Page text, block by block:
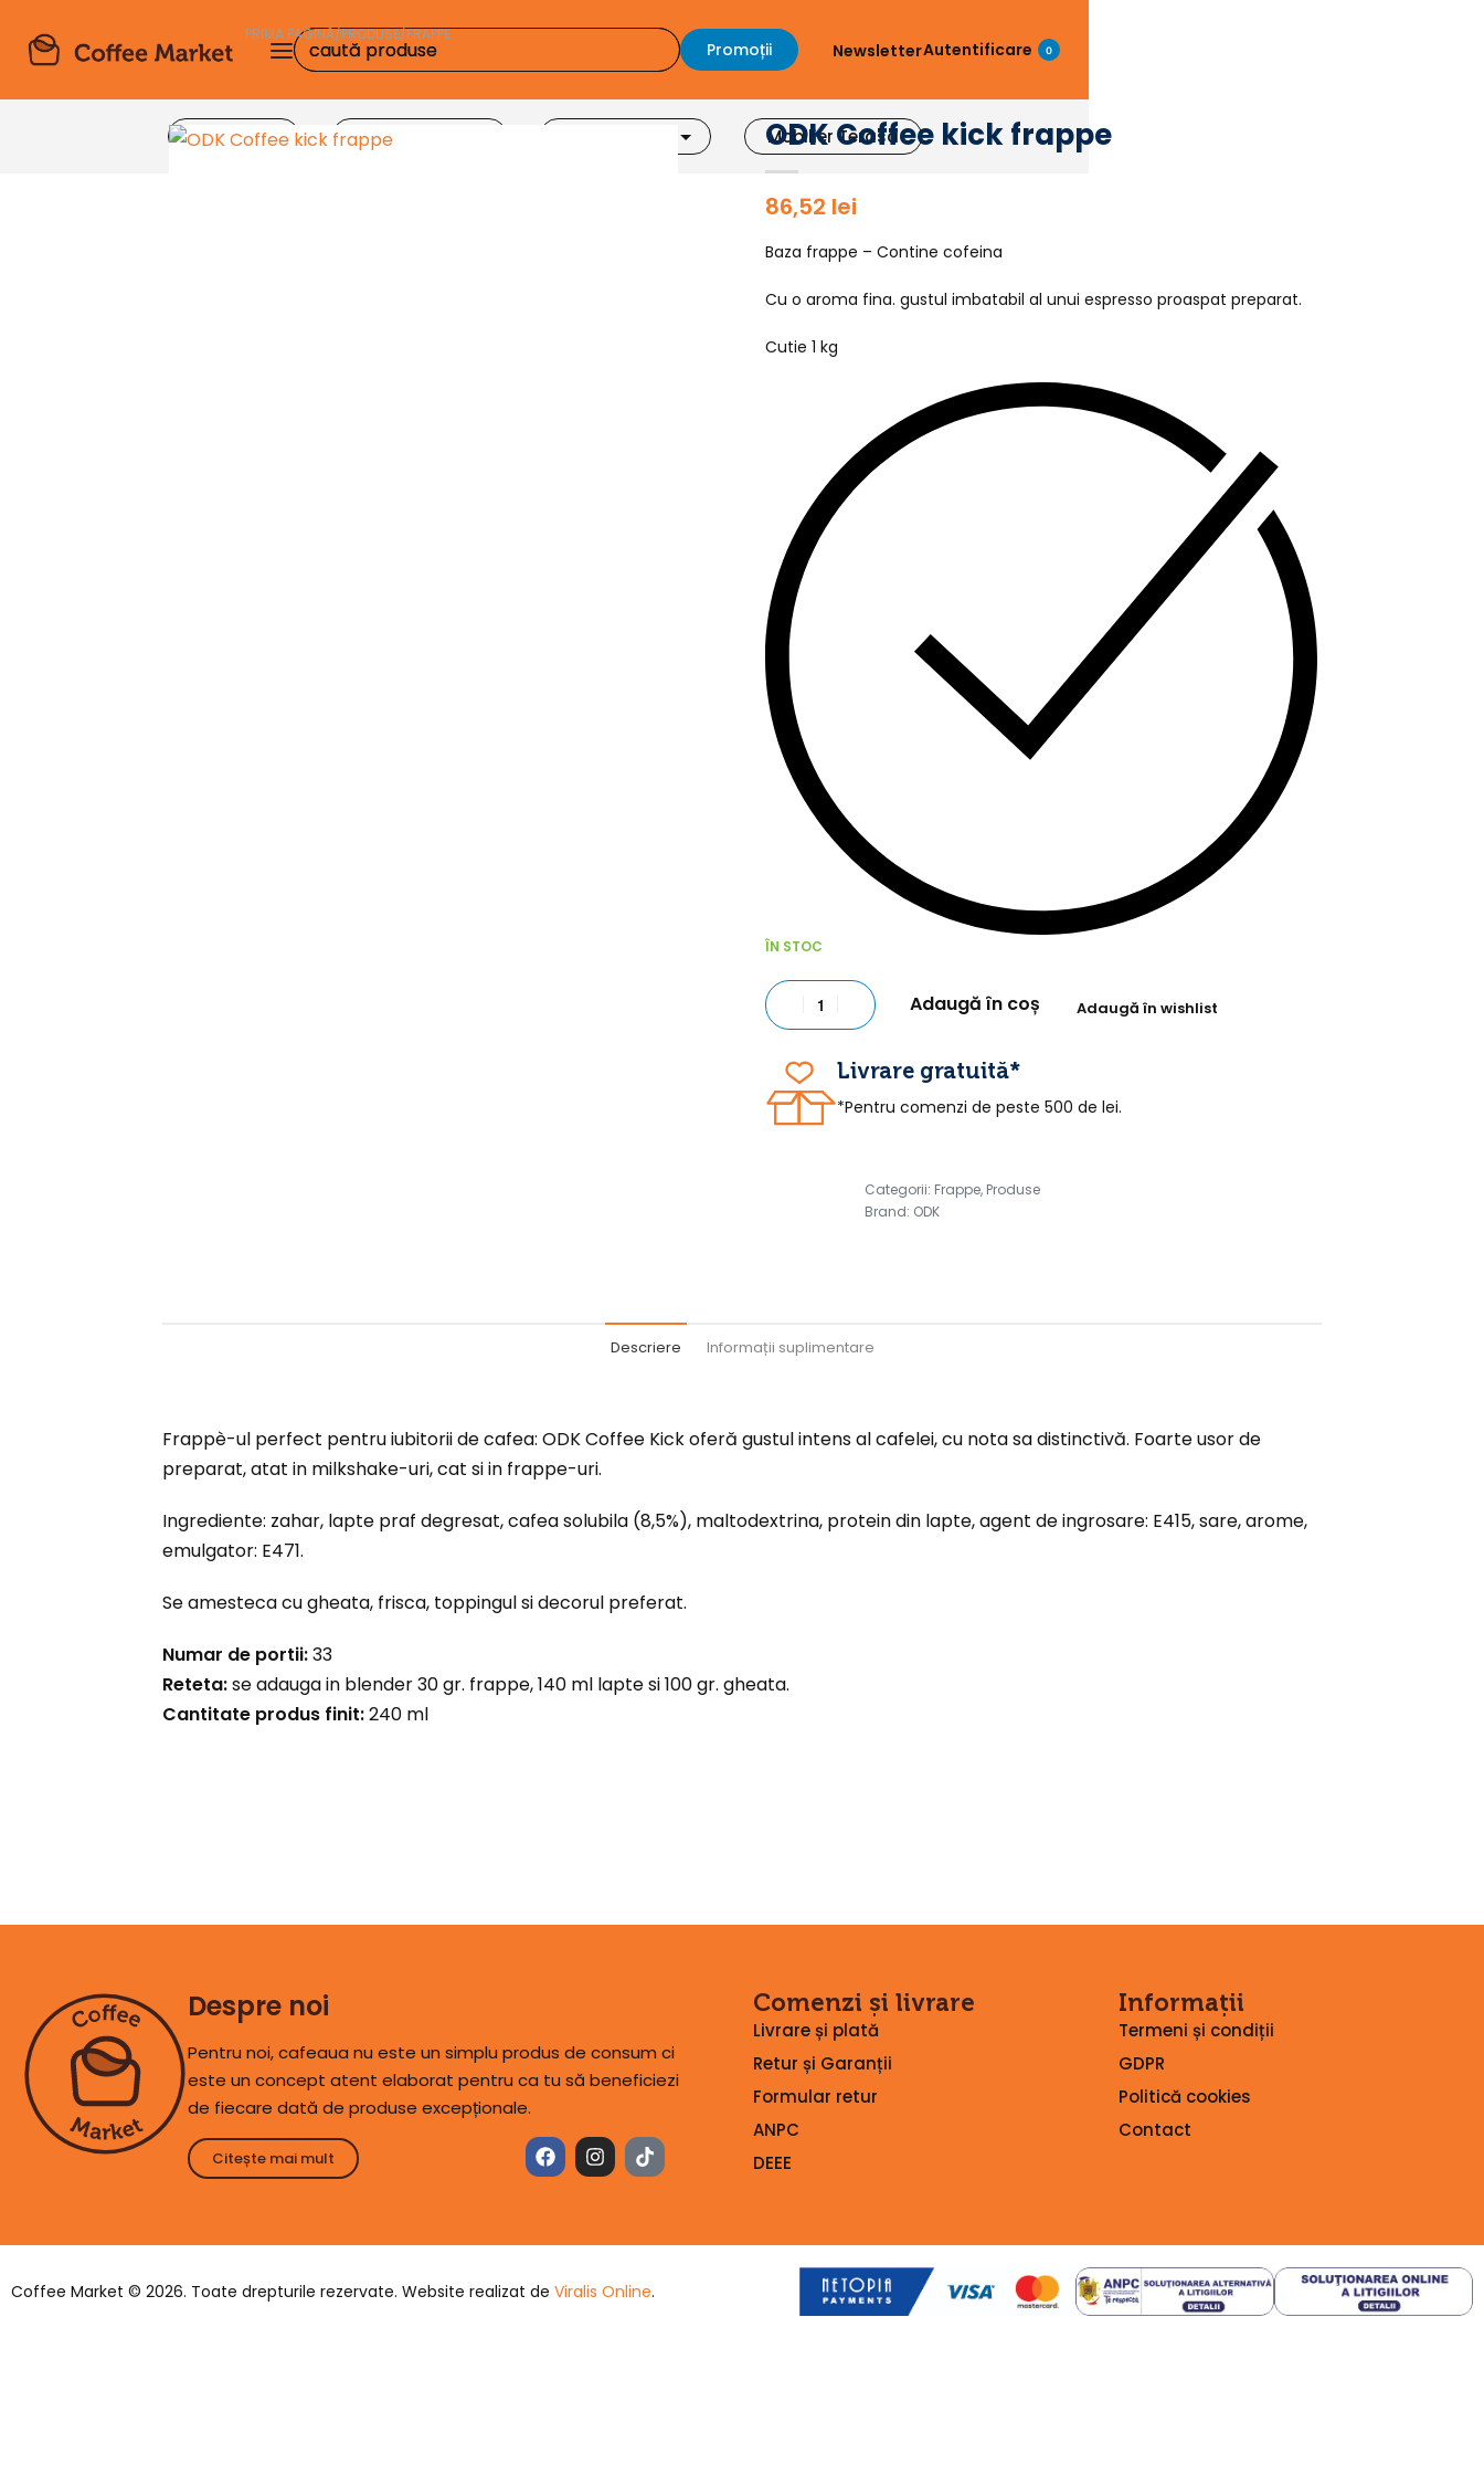
Promoții NewsletterAutentificare 0
Produse Echipamente Mobilier Terasa
PRIMA PAGINĂ/PRODUSE/FRAPPE
ODK Coffee kick frappe
86,52 lei
Baza frappe – Contine cofeina
Cu o aroma fina. gustul imbatabil al unui espresso proaspat preparat.
Cutie 1 kg
ÎN STOC
Adaugă în coș Adaugă în wishlist
Livrare gratuită*
*Pentru comenzi de peste 500 de lei.
Categorii: Frappe, Produse
Brand: ODK
Descriere Informații suplimentare
Frappè-ul perfect pentru iubitorii de cafea: ODK Coffee Kick oferă gustul intens al cafelei, cu nota sa distinctivă. Foarte usor de
preparat, atat in milkshake-uri, cat si in frappe-uri.
Ingrediente: zahar, lapte praf degresat, cafea solubila (8,5%), maltodextrina, protein din lapte, agent de ingrosare: E415, sare, arome,
emulgator: E471.
Se amesteca cu gheata, frisca, toppingul si decorul preferat.
Numar de portii:33
Reteta:se adauga in blender 30 gr. frappe, 140 ml lapte si 100 gr. gheata.
Cantitate produs finit:240 ml
Despre noi
Pentru noi, cafeaua nu este un simplu produs de consum ci
este un concept atent elaborat pentru ca tu să beneficiezi
de fiecare dată de produse excepționale.
Citește mai mult
Comenzi și livrare
Livrare și plată
Retur și Garanții
Formular retur
ANPC
DEEE
Informații
Termeni și condiții
GDPR
Politică cookies
Contact
Coffee Market © 2026. Toate drepturile rezervate. Website realizat de Viralis Online.